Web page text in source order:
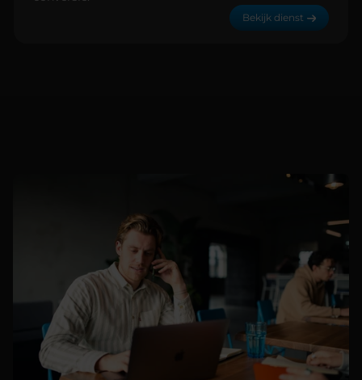
Bekijk dienst